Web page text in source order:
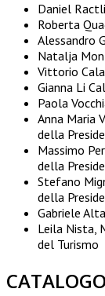
Daniel
Roberta
Alessandro
Natalja
Vittorio
Gianna Li
Paola
Anna Maria
della
Massimo
della
Stefano
della
Gabriele
Leila Nista,
del Turismo
CATALOGO